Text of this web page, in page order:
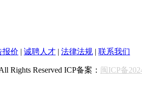
报价 诚聘人才 法律法规 联系我们
Rights Reserved ICP备案： 闽ICP备